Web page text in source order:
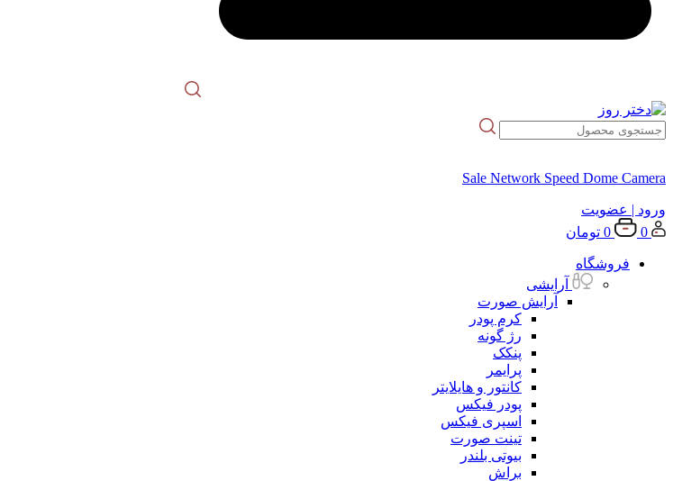
Sale Network Speed Dome Camera
ورود | عضویت
0
0 تومان
فروشگاه
آرایشی
آرایش صورت
کرم پودر
رژ گونه
پنکک
پرایمر
کانتور و هایلایتر
پودر فیکس
اسپری فیکس
تینت صورت
بیوتی بلندر
براش